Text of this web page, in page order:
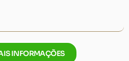
INFORMAÇÕES